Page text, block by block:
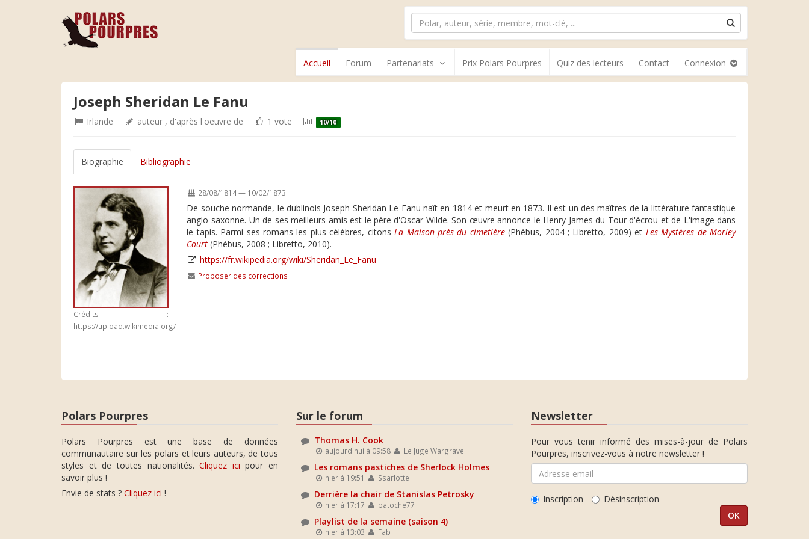
Accueil Forum Partenariats Prix Polars Pourpres Quiz des lecteurs Contact Connexion
Joseph Sheridan Le Fanu
Irlande auteur , d'après l'oeuvre de 1 vote 10/10
Biographie Bibliographie
Crédits :
https://upload.wikimedia.org/
28/08/1814 — 10/02/1873
De souche normande, le dublinois Joseph Sheridan Le Fanu naît en 1814 et meurt en 1873. Il est un des maîtres de la littérature fantastique
anglo-saxonne. Un de ses meilleurs amis est le père d'Oscar Wilde. Son œuvre annonce le Henry James du Tour d'écrou et de L'image dans
le tapis. Parmi ses romans les plus célèbres, citonsLa Maison près du cimetière(Phébus, 2004 ; Libretto, 2009) et Les Mystères de Morley
Court (Phébus, 2008 ; Libretto, 2010).
https://fr.wikipedia.org/wiki/Sheridan_Le_Fanu
Proposer des corrections
Polars Pourpres
Polars Pourpres est une base de données
communautaire sur les polars et leurs auteurs, de tous
styles et de toutes nationalités.Cliquez ici pour en
savoir plus !
Envie de stats ? Cliquez ici !
Sur le forum
Thomas H. Cook
aujourd'hui à 09:58 Le Juge Wargrave
Les romans pastiches de Sherlock Holmes
hier à 19:51 Ssarlotte
Derrière la chair de Stanislas Petrosky
hier à 17:17 patoche77
Playlist de la semaine (saison 4)
hier à 13:03 Fab
Newsletter
Pour vous tenir informé des mises-à-jour de Polars
Pourpres, inscrivez-vous à notre newsletter !
Inscription Désinscription